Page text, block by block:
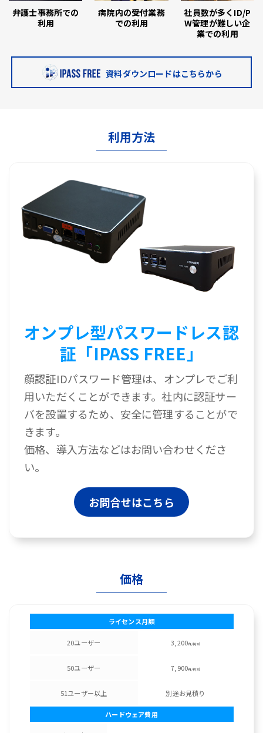
弁護士事務所での
利用
病院内の受付業務
での利用
社員数が多くID/P
W管理が難しい企
業での利用
資料ダウンロードはこちらから
利用方法
オンプレ型パスワードレス認
証「IPASS FREE」
顔認証IDパスワード管理は、オンプレでご利
用いただくことができます。社内に認証サー
バを設置するため、安全に管理することがで
きます。
価格、導入方法などはお問い合わせくださ
い。
お問合せはこちら
価格
ライセンス月額
20ユーザー 3,200円/税別
50ユーザー 7,900円/税別
51ユーザー以上 別途お見積り
ハードウェア費用